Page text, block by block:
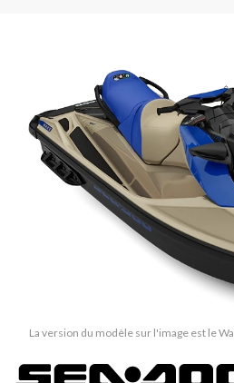
La version du modèle sur l'image est le